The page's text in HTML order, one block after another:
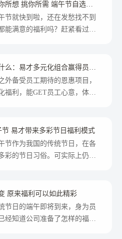
所想 挑你所需 端午节自选新
节就快到啦，还在发愁找不到
能满意的福利吗？赶紧看过来
么：易才多元化组合赢得员工
外备受员工期待的恩惠项目，
福利，能GET员工心意，体现
节 易才带来多彩节日福利模式
节作为我国的传统节日，在各
彩的节日习俗。可实际上仍有
原来福利可以如此精彩
节日的端午即将到来，身为员
经知道公司准备了怎样的福